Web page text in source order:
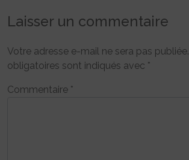
Laisser un commentaire
Votre adresse e-mail ne sera pas publiée.
obligatoires sont indiqués avec *
Commentaire *